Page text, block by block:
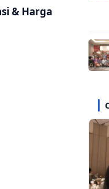
& Harga